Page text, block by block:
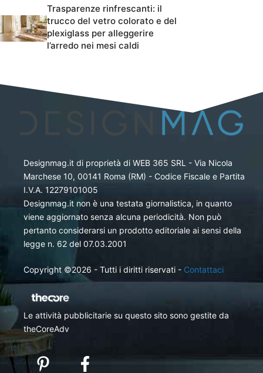
Trasparenze rinfrescanti: il
trucco del vetro colorato e del
plexiglass per alleggerire
l’arredo nei mesi caldi
Designmag.it di proprietà di WEB 365 SRL - Via Nicola
Marchese 10, 00141 Roma (RM) - Codice Fiscale e Partita
I.V.A. 12279101005
Designmag.it non è una testata giornalistica, in quanto
viene aggiornato senza alcuna periodicità. Non può
pertanto considerarsi un prodotto editoriale ai sensi della
legge n. 62 del 07.03.2001
Copyright ©2026 - Tutti i diritti riservati - Contattaci
Le attività pubblicitarie su questo sito sono gestite da
theCoreAdv